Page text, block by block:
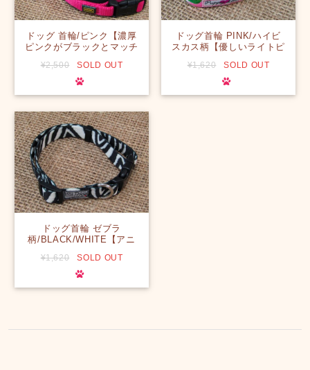
ドッグ 首輪/ピンク【濃厚
ピンクがブラックとマッチ
わんちゃんでも馴染みのい
いデザインです！】【ハワ
¥2,500 SOLD OUT
ドッグ首輪 PINK/ハイビ
スカス柄【優しいライトピ
手すぎず可愛い！】【ハワ
イ】
¥1,620 SOLD OUT
ドッグ首輪 ゼブラ
柄/BLACK/WHITE【アニ
☆モノクロ×アニマル柄で
スッキリおしゃれに！！】
¥1,620 SOLD OUT